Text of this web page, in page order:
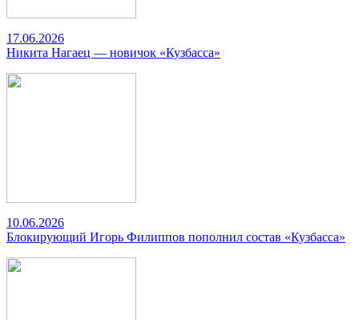
17.06.2026
Никита Нагаец — новичок «Кузбасса»
10.06.2026
Блокирующий Игорь Филиппов пополнил состав «Кузбасса»